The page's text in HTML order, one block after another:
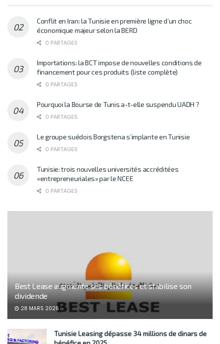
Conflit en Iran: la Tunisie en première ligne d’un choc
économique majeur selon la BERD
0 PARTAGES
Importations: la BCT impose de nouvelles conditions de
financement pour ces produits (liste complète)
0 PARTAGES
Pourquoi la Bourse de Tunis a-t-elle suspendu UADH ?
0 PARTAGES
Le groupe suédois Borgstena s’implante en Tunisie
0 PARTAGES
Tunisie: trois nouvelles universités accréditées
«entrepreneuriales» par le NCEE
0 PARTAGES
Best Lease augmente ses bénéfices et stabilise son
dividende
28 MARS 2026
Tunisie Leasing dépasse 34 millions de dinars de